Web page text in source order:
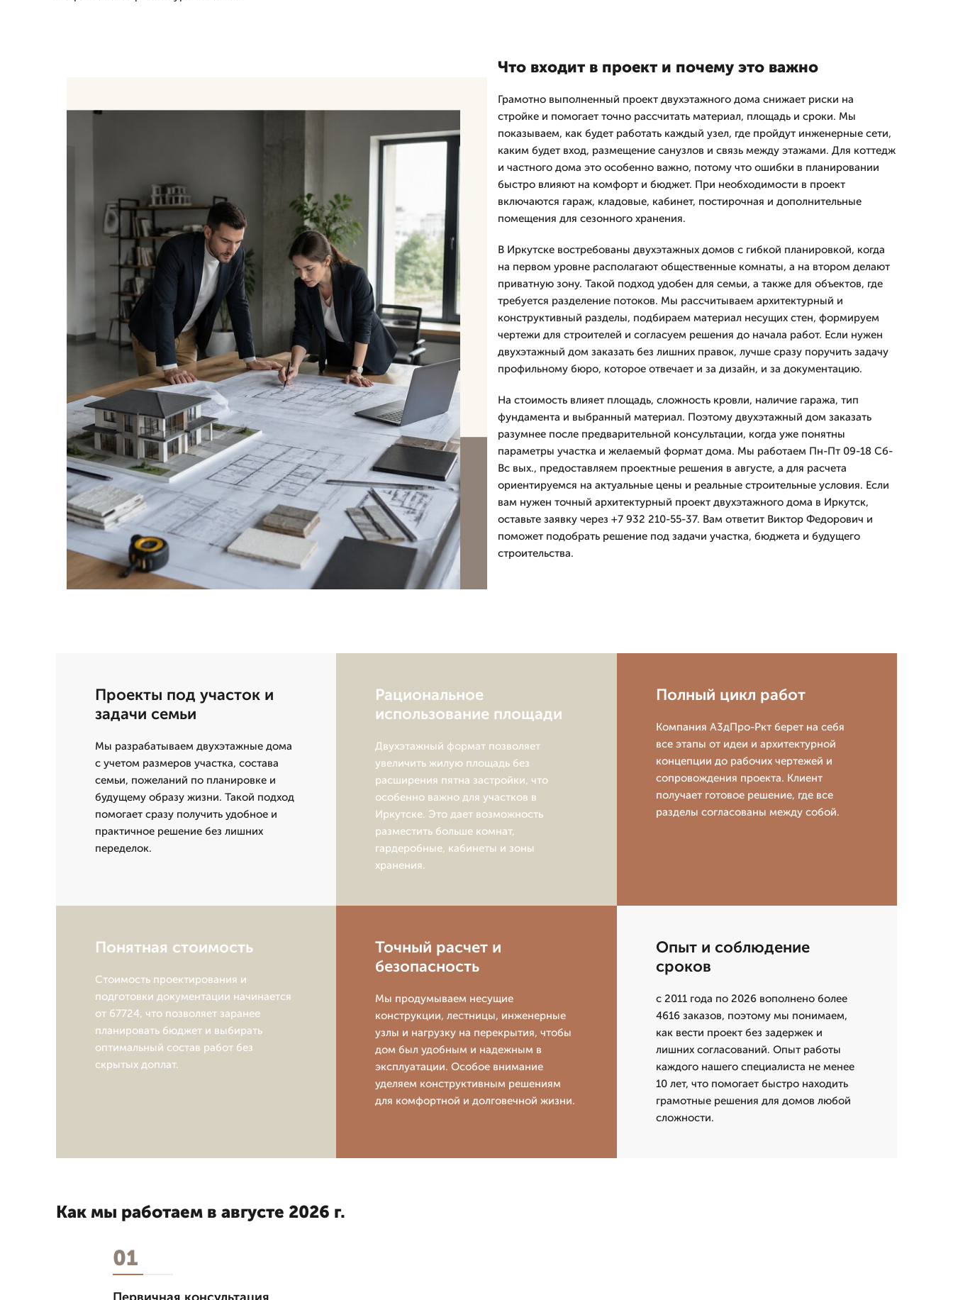
Что входит в проект и почему это важно
Грамотно выполненный проект двухэтажного дома снижает риски на
стройке и помогает точно рассчитать материал, площадь и сроки. Мы
показываем, как будет работать каждый узел, где пройдут инженерные сети,
каким будет вход, размещение санузлов и связь между этажами. Для коттедж
и частного дома это особенно важно, потому что ошибки в планировании
быстро влияют на комфорт и бюджет. При необходимости в проект
включаются гараж, кладовые, кабинет, постирочная и дополнительные
помещения для сезонного хранения.
В Иркутске востребованы двухэтажных домов с гибкой планировкой, когда
на первом уровне располагают общественные комнаты, а на втором делают
приватную зону. Такой подход удобен для семьи, а также для объектов, где
требуется разделение потоков. Мы рассчитываем архитектурный и
конструктивный разделы, подбираем материал несущих стен, формируем
чертежи для строителей и согласуем решения до начала работ. Если нужен
двухэтажный дом заказать без лишних правок, лучше сразу поручить задачу
профильному бюро, которое отвечает и за дизайн, и за документацию.
На стоимость влияет площадь, сложность кровли, наличие гаража, тип
фундамента и выбранный материал. Поэтому двухэтажный дом заказать
разумнее после предварительной консультации, когда уже понятны
параметры участка и желаемый формат дома. Мы работаем Пн-Пт 09-18 Сб-
Вс вых., предоставляем проектные решения в августе, а для расчета
ориентируемся на актуальные цены и реальные строительные условия. Если
вам нужен точный архитектурный проект двухэтажного дома в Иркутск,
оставьте заявку через +7 932 210-55-37. Вам ответит Виктор Федорович и
поможет подобрать решение под задачи участка, бюджета и будущего
строительства.
Проекты под участок и
задачи семьи
Мы разрабатываем двухэтажные дома
с учетом размеров участка, состава
семьи, пожеланий по планировке и
будущему образу жизни. Такой подход
помогает сразу получить удобное и
практичное решение без лишних
переделок.
Рациональное
использование площади
Двухэтажный формат позволяет
увеличить жилую площадь без
расширения пятна застройки, что
особенно важно для участков в
Иркутске. Это дает возможность
разместить больше комнат,
гардеробные, кабинеты и зоны
хранения.
Полный цикл работ
Компания А3дПро-Ркт берет на себя
все этапы от идеи и архитектурной
концепции до рабочих чертежей и
сопровождения проекта. Клиент
получает готовое решение, где все
разделы согласованы между собой.
Понятная стоимость
Стоимость проектирования и
подготовки документации начинается
от 67724, что позволяет заранее
планировать бюджет и выбирать
оптимальный состав работ без
скрытых доплат.
Точный расчет и
безопасность
Мы продумываем несущие
конструкции, лестницы, инженерные
узлы и нагрузку на перекрытия, чтобы
дом был удобным и надежным в
эксплуатации. Особое внимание
уделяем конструктивным решениям
для комфортной и долговечной жизни.
Опыт и соблюдение
сроков
с 2011 года по 2026 вополнено более
4616 заказов, поэтому мы понимаем,
как вести проект без задержек и
лишних согласований. Опыт работы
каждого нашего специалиста не менее
10 лет, что помогает быстро находить
грамотные решения для домов любой
сложности.
Как мы работаем в августе 2026 г.
01